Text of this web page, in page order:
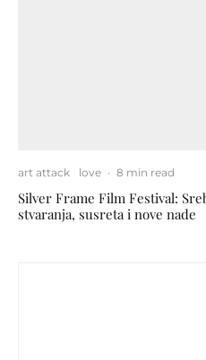
art attack love · 8 min read
Silver Frame Film Festival:
stvaranja, susreta i nove nade